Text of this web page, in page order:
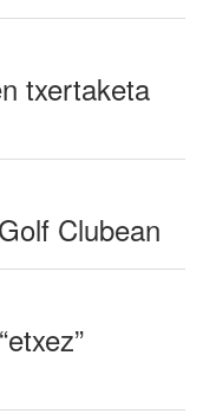
txertaketa
Clubean